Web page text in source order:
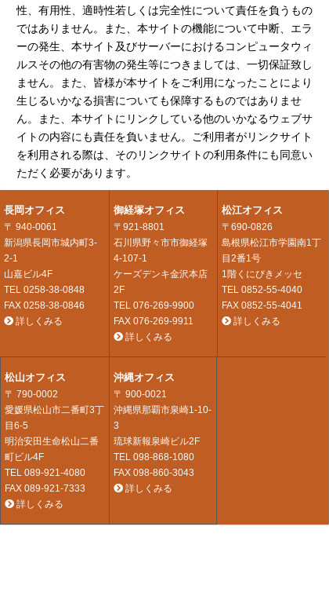
性、有用性、適時性若しくは完全性について責任を負うもの
ではありません。また、本サイトの機能について中断、エラ
ーの発生、本サイト及びサーバーにおけるコンピュータウィ
ルスその他の有害物の発生等につきましては、一切保証致し
ません。また、皆様が本サイトをご利用になったことにより
生じるいかなる損害についても保障するものではありませ
ん。また、本サイトにリンクしている他のいかなるウェブサ
イトの内容にも責任を負いません。ご利用者がリンクサイト
を利用される際は、そのリンクサイトの利用条件にも同意い
ただく必要があります。
長岡オフィス
〒 940-0061
新潟県長岡市城内町3-
2-1
山嘉ビル4F
TEL 0258-38-0848
FAX 0258-38-0846
詳しくみる
御経塚オフィス
〒921-8801
石川県野々市市御経塚
4-107-1
ケーズデンキ金沢本店
2F
TEL 076-269-9900
FAX 076-269-9911
詳しくみる
松江オフィス
〒690-0826
島根県松江市学園南1丁
目2番1号
1階くにびきメッセ
TEL0852-55-4040
FAX 0852-55-4041
詳しくみる
松山オフィス
〒 790-0002
愛媛県松山市二番町3丁
目6-5
明治安田生命松山二番
町ビル4F
TEL 089-921-4080
FAX 089-921-7333
詳しくみる
沖縄オフィス
〒 900-0021
沖縄県那覇市泉崎1-10-
3
琉球新報泉崎ビル2F
TEL 098-868-1080
FAX 098-860-3043
詳しくみる